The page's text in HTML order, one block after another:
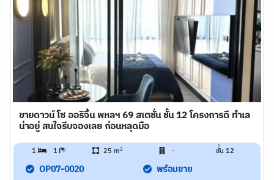
ขายดาวน์ โซ ออริจิ้น พหลฯ 69 สเตชั่น ชั้น 12 โครงการดี ทำเล
น่าอยู่ สนใจรีบจองเลย ก่อนหลุดมือ
1 1 25 m2 - ชั้น 12
OP07-0020 พร้อมขาย